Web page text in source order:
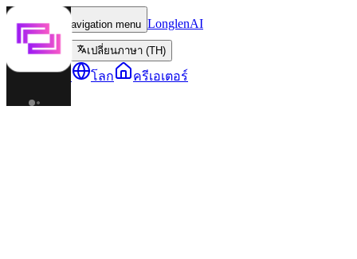
Toggle navigation menu LonglenAI
เปลี่ยนภาษา (TH)
ตัวละคร โลก ครีเอเตอร์